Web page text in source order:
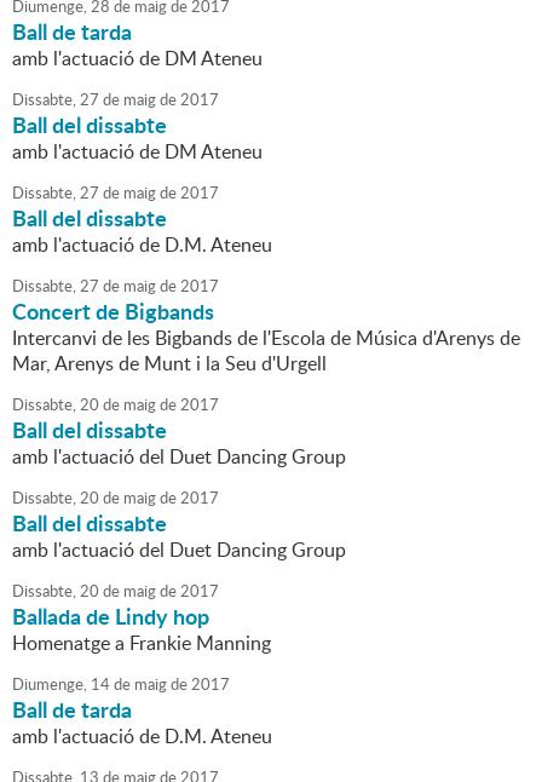
Diumenge,28 de maigde2017
Ball de tarda
amb l'actuació de DM Ateneu
Dissabte,27 de maigde2017
Ball del dissabte
amb l'actuació de DM Ateneu
Dissabte,27 de maigde2017
Ball del dissabte
amb l'actuació de D.M. Ateneu
Dissabte,27 de maigde2017
Concert de Bigbands
Intercanvi de les Bigbands de l'Escola de Música d'Arenys de
Mar, Arenys de Munt i la Seu d'Urgell
Dissabte,20 de maigde2017
Ball del dissabte
amb l'actuació del Duet Dancing Group
Dissabte,20 de maigde2017
Ball del dissabte
amb l'actuació del Duet Dancing Group
Dissabte,20 de maigde2017
Ballada de Lindy hop
Homenatge a Frankie Manning
Diumenge, 14de maigde2017
Ball de tarda
amb l'actuació de D.M. Ateneu
Dissabte, 13 de maigde 2017